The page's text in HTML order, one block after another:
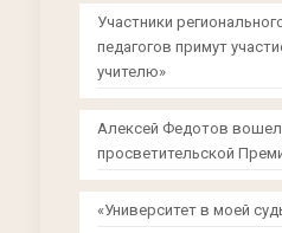
Участники
педагогов примут
учителю»
Алексей Федотов
просветительской
«Университет в моей